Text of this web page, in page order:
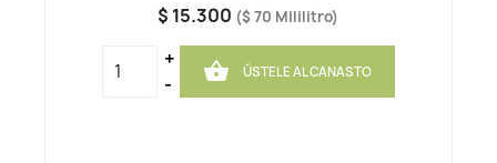
$ 15.300 ($ 70 Mililitro)
+
-
 ÚSTELE AL CANASTO